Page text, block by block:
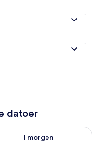
datoer
aug. 10
I morgen
tilgængelighed for i